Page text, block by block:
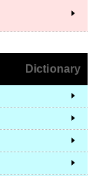
Dictionary